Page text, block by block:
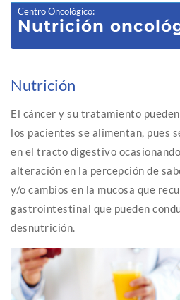
Centro Oncológico:
Nutrición
Nutrición
El cáncer y su tratamiento
los pacientes se alimentan, pues
en el tracto digestivo
alteración en la percepción de
y/o cambios en la mucosa que
gastrointestinal que pueden
desnutrición.